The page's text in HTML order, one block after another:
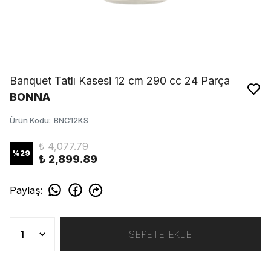
Banquet Tatlı Kasesi 12 cm 290 cc 24 Parça
BONNA
Ürün Kodu: BNC12KS
%29
₺ 4,077.79
₺ 2,899.89
Paylaş:
SEPETE EKLE